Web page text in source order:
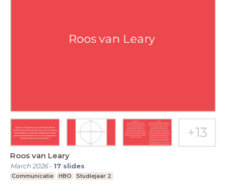
Roos van Leary
March 2026- 17 slides
Communicatie HBO Studiejaar 2